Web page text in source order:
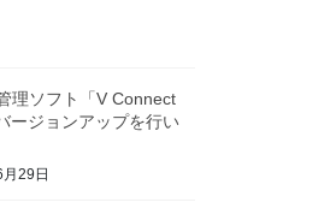
理ソフト「V Connect
ージョンアップを行い
29日